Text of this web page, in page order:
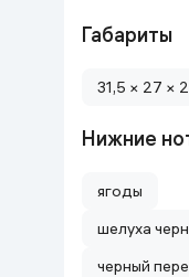
Книги
Габариты
31,5 × 27 ×
Нижние
ягоды
шелуха
черный